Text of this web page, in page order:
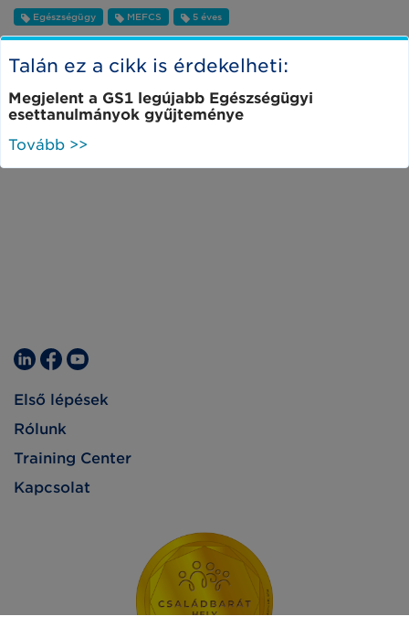
Egészségügy MEFCS 5 éves
Talán ez a cikk is érdekelheti:
Megjelent a GS1 legújabb Egészségügyi
esettanulmányok gyűjteménye
Tovább >>
Első lépések
Rólunk
Training Center
Kapcsolat